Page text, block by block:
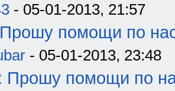
- 05-01-2013, 21:57
помощи по
- 05-01-2013, 23:48
Прошу помощи по